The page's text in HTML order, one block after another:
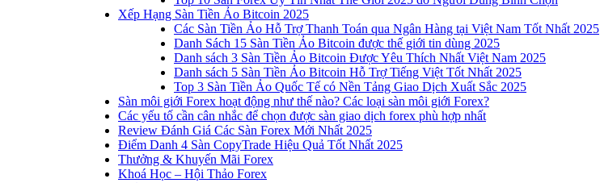
Xếp Hạng Sàn Tiền Ảo Bitcoin 2025
Các Sàn Tiền Ảo Hỗ Trợ Thanh Toán qua Ngân Hàng tại Việt Nam Tốt Nhất 2025
Danh Sách 15 Sàn Tiền Ảo Bitcoin được thế giới tin dùng 2025
Danh sách 3 Sàn Tiền Ảo Bitcoin Được Yêu Thích Nhất Việt Nam 2025
Danh sách 5 Sàn Tiền Ảo Bitcoin Hỗ Trợ Tiếng Việt Tốt Nhất 2025
Top 3 Sàn Tiền Ảo Quốc Tế có Nền Tảng Giao Dịch Xuất Sắc 2025
Sàn môi giới Forex hoạt động như thế nào? Các loại sàn môi giới Forex?
Các yếu tố cần cân nhắc để chọn được sàn giao dịch forex phù hợp nhất
Review Đánh Giá Các Sàn Forex Mới Nhất 2025
Điểm Danh 4 Sàn CopyTrade Hiệu Quả Tốt Nhất 2025
Thưởng & Khuyến Mãi Forex
Khoá Học – Hội Thảo Forex